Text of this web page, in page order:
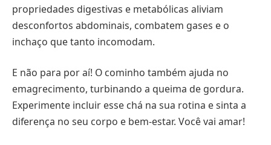
propriedades digestivas e metabólicas aliviam
desconfortos abdominais, combatem gases e o
inchaço que tanto incomodam.
E não para por aí! O cominho também ajuda no
emagrecimento, turbinando a queima de gordura.
Experimente incluir esse chá na sua rotina e sinta a
diferença no seu corpo e bem-estar. Você vai amar!